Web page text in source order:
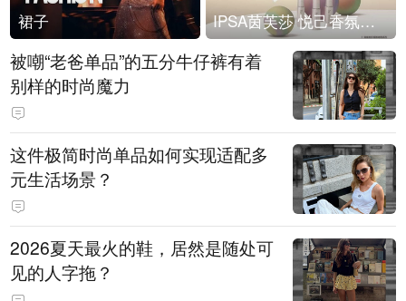
裙子 IPSA茵芙莎 悦己香氛凝露上市
被嘲“老爸单品”的五分牛仔裤有着
别样的时尚魔力
这件极简时尚单品如何实现适配多
元生活场景？
2026夏天最火的鞋，居然是随处可
见的人字拖？